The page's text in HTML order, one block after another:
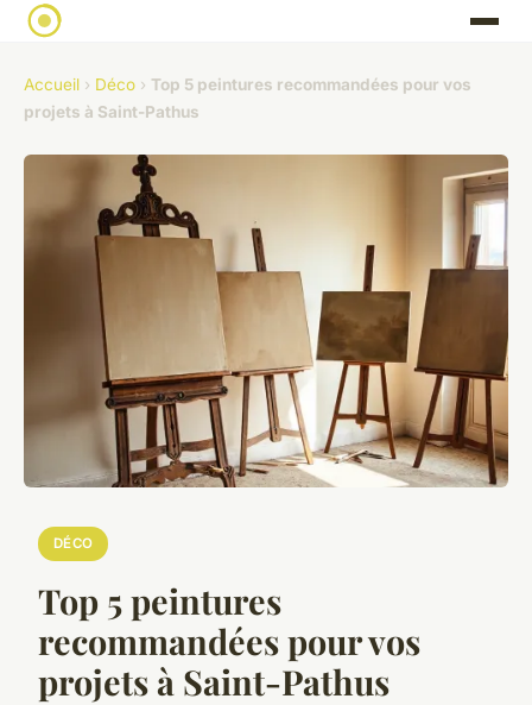
Accueil › Déco › Top 5 peintures recommandées pour vos
projets à Saint-Pathus
DÉCO
Top 5 peintures
recommandées pour vos
projets à Saint-Pathus